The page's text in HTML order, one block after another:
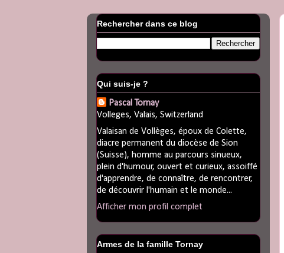
Rechercher dans ce blog
Qui suis-je ?
Pascal Tornay
Volleges, Valais, Switzerland
Valaisan de Vollèges, époux de Colette,
diacre permanent du diocèse de Sion
(Suisse), homme au parcours sinueux,
plein d'humour, ouvert et curieux, assoiffé
d'apprendre, de connaître, de rencontrer,
de découvrir l'humain et le monde...
Afficher mon profil complet
Armes de la famille Tornay